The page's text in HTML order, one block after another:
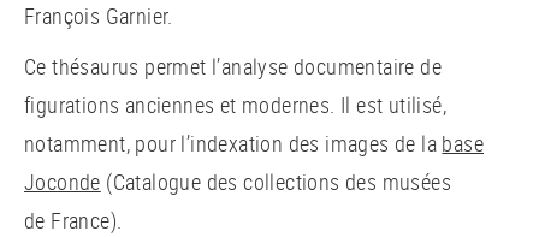
François Garnier.
Ce thésaurus permet l’analyse documentaire de
figurations anciennes et modernes. Il est utilisé,
notamment, pour l’indexation des images de la base
Joconde (Catalogue des collections des musées
de France).